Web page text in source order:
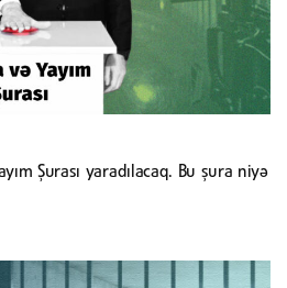
Şurası yaradılacaq. Bu şura niyə